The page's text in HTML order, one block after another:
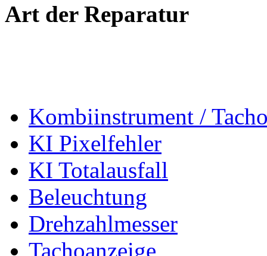
Art der Reparatur
Kombiinstrument /
KI Pixelfehler
KI Totalausfall
Beleuchtung
Drehzahlmesser
Tachoanzeige